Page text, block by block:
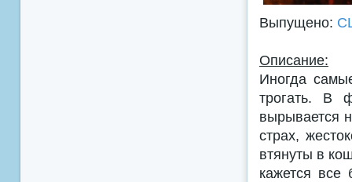
Выпущено:
Описание:
Иногда
трогать. В
вырывается
страх,
втянуты в
кажется все